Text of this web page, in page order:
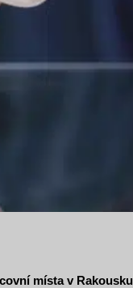
místa v Rakousku